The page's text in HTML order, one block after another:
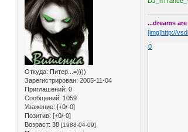
Откуда: Питер...=))))
Зарегистрирован: 2005-11-04
Приглашений: 0
Сообщений: 1059
Уважение: [+0/-0]
Позитив: [+0/-0]
Возраст: 38 [1988-04-09]
...dreams
[img]http://
0